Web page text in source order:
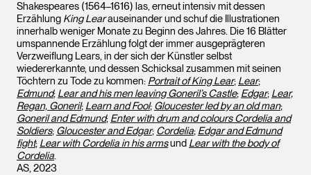
Shakespeares (1564–1616) las, erneut intensiv mit dessen
Erzählung King Learauseinander und schuf die Illustrationen
innerhalb weniger Monate zu Beginn des Jahres. Die 16 Blätter
umspannende Erzählung folgt der immer ausgeprägteren
Verzweiflung Lears, in der sich der Künstler selbst
wiedererkannte, und dessen Schicksal zusammen mit seinen
Töchtern zu Tode zu kommen: Portrait of King Lear; Lear;
Edmund; Lear and his men leaving Goneril’s Castle; Edgar; Lear,
Regan, Goneril; Learn and Fool; Gloucester led by an old man;
Goneril and Edmund; Enter with drum and colours Cordelia and
Soldiers; Gloucester and Edgar; Cordelia; Edgar and Edmund
fight; Lear with Cordelia in his armsund Lear with the body of
Cordelia.
AS, 2023